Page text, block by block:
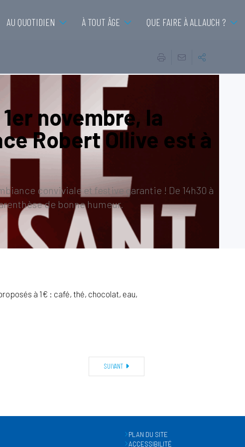
AU QUOTIDIEN À TOUT ÂGE QUE FAIRE À ALLAUCH ?
novembre, la
Robert Ollive est à
conviviale et festive garantie ! De 14h30 à
de bonne humeur.
à 1€ : café, thé, chocolat, eau,
SUIVANT
PLAN DU SITE
ACCESSIBILITÉ